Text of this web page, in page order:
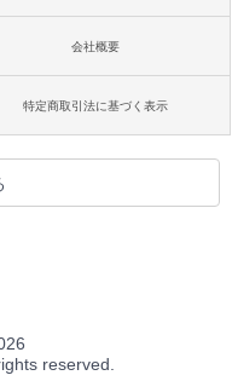
会社概要
特定商取引法に基づく表示
reserved.